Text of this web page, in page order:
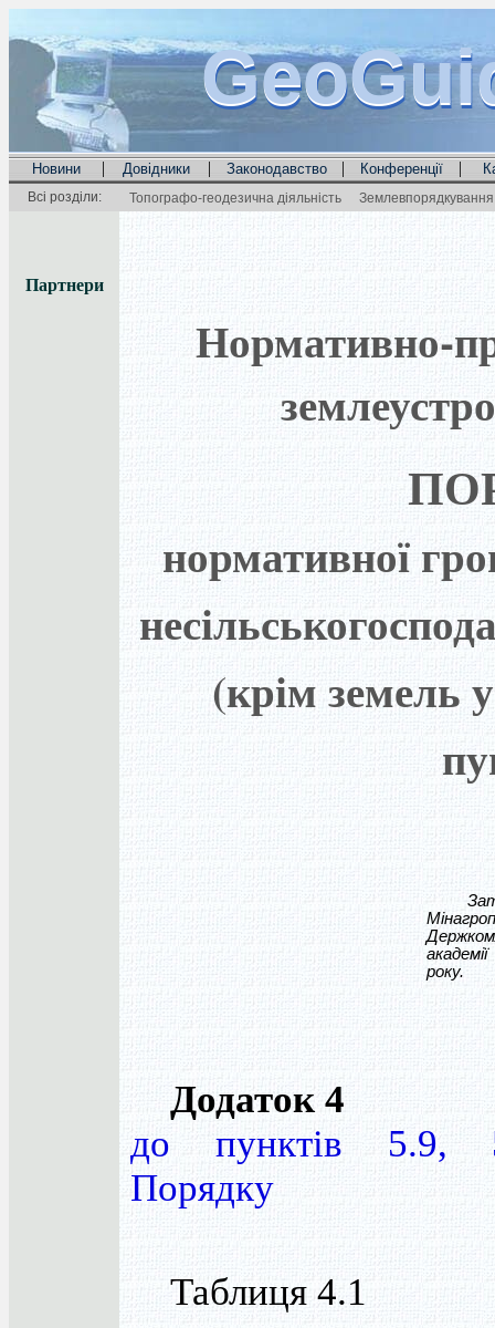
Новини | Довідники | Законодавство | Конференції |
Всі розділи: Топографо-геодезична діяльність
Партнери
Нормативно-
нормативної
(крім земель
року.
Додаток 4
до пунктів 5.9,
Порядку
Таблиця 4.1